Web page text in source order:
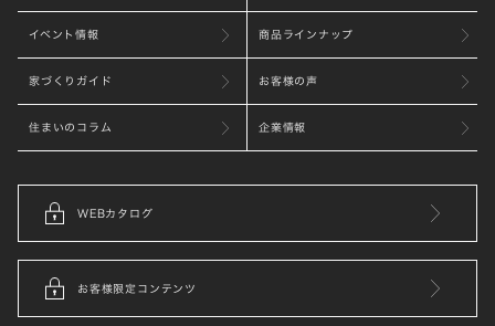
イベント情報 商品ラインナップ
家づくりガイド お客様の声
住まいのコラム 企業情報
WEBカタログ
お客様限定コンテンツ